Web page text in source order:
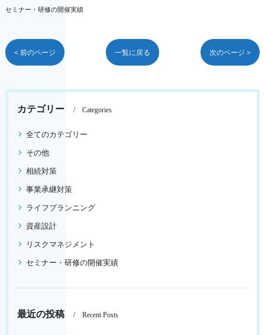
セミナー・研修の開催実績
< 前のページ 一覧に戻る 次のページ >
カテゴリー Categories
全てのカテゴリー
その他
相続対策
事業承継対策
ライフプランニング
資産設計
リスクマネジメント
セミナー・研修の開催実績
最近の投稿 Recent Posts